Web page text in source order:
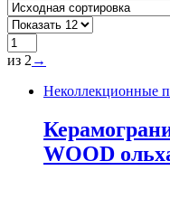
из 2 →
Неколлекционные
WOOD